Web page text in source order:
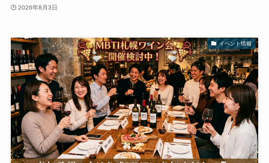
2026年8月3日
イベント情報